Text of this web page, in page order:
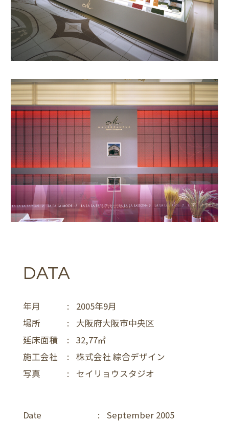
SERVICE
WORKS
JOURNAL
RECRUIT
CONTACT
facebook
instagram
note
DATA
年月 :
2005年9月
場所
:
大阪府大阪市中央区
延床面積
:
32,77
施工会社
:
株式会社 綜合デザイン
写真
: セイリョウスタジオ
Date :
September 2005